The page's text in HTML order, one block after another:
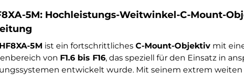
5M: Hochleistungs-Weitwinkel-C-Mount-
5M ist ein fortschrittliches C-Mount-Objektivmit
von F1.6 bis F16, das speziell für den Einsatz in
entwickelt wurde. Mit seinem extrem